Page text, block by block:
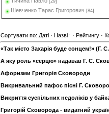
[29]
Шевченко Тарас Григорович [84]
Сортувати по: Даті · Назві · Рейтингу ·
«Так місто Захарія буде сонцем!» (Г.
А яку роль «серцю» надавав Г. С.
Афоризми Григорія Сковороди
Викривальний пафос пісні Г.
Викриття суспільних недоліків у
Григорій Сковорода - видатний